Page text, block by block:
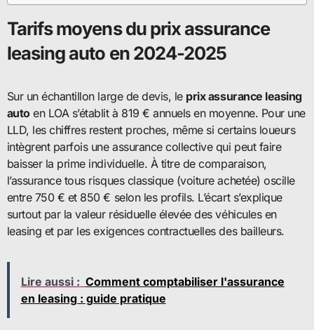
Tarifs moyens du prix assurance
leasing auto en 2024-2025
Sur un échantillon large de devis, le prix assurance leasing
autoen LOA s’établit à 819 € annuels en moyenne. Pour une
LLD, les chiffres restent proches, même si certains loueurs
intègrent parfois une assurance collective qui peut faire
baisser la prime individuelle. À titre de comparaison,
l’assurance tous risques classique (voiture achetée) oscille
entre 750 € et 850 € selon les profils. L’écart s’explique
surtout par la valeur résiduelle élevée des véhicules en
leasing et par les exigences contractuelles des bailleurs.
Lire aussi : Comment comptabiliser l'assurance
en leasing : guide pratique